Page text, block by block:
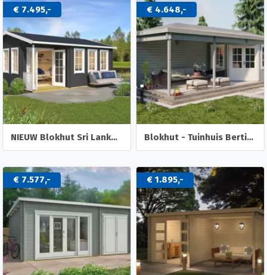
€ 7.495,-
NIEUW Blokhut Sri Lanka 44 Dgp+
€ 4.648,-
Blokhut - Tuinhuis Bertil | 44 mm | vuren onbehandeld
€ 7.577,- € 1.895,-